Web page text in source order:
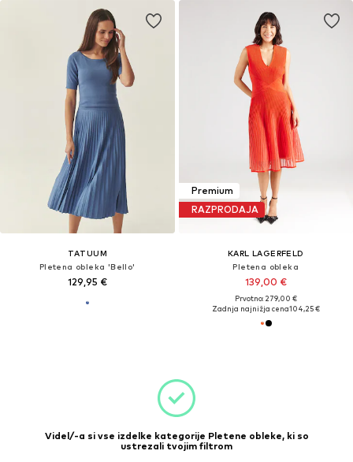
TATUUM
Pletena obleka 'Bello'
129,95 €
Premium
RAZPRODAJA
KARL LAGERFELD
Pletena obleka
139,00 €
Prvotno: 279,00 €
Zadnja najnižja cena104,25 €
Videl/-a si vse izdelke kategorije Pletene obleke, ki so
ustrezali tvojim filtrom